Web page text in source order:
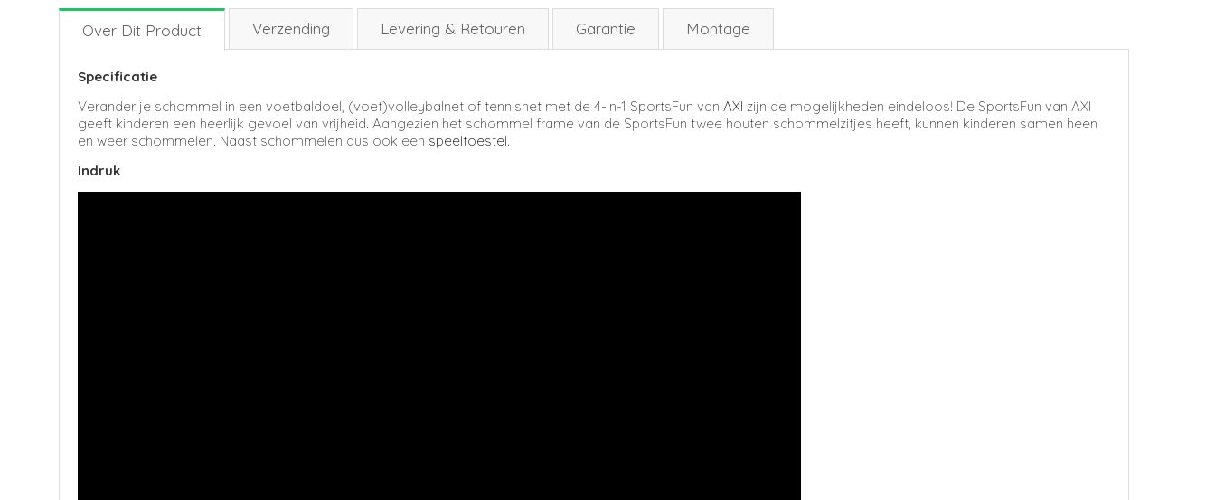
Over Dit Product Verzending Levering & Retouren Garantie Montage
Specificatie
Verander je schommel in een voetbaldoel, (voet)volleybalnet of tennisnet met de 4-in-1 SportsFun van AXI zijn de mogelijkheden eindeloos! De SportsFun van AXI
geeft kinderen een heerlijk gevoel van vrijheid. Aangezien het schommel frame van de SportsFun twee houten schommelzitjes heeft, kunnen kinderen samen heen
en weer schommelen. Naast schommelen dus ook een speeltoestel.
Indruk